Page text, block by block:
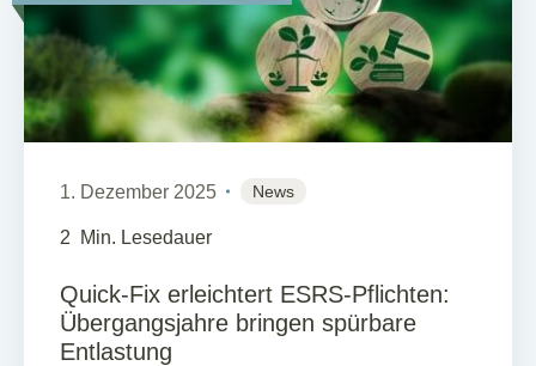
1. Dezember 2025 News
2 Min. Lesedauer
Quick-Fix erleichtert ESRS-Pflichten:
Übergangsjahre bringen spürbare
Entlastung